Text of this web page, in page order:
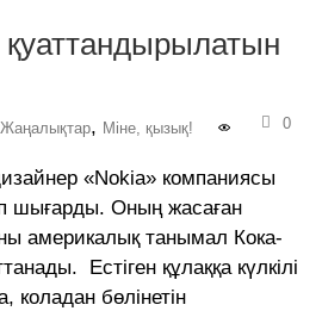
Жаңалықтар, Міне, қызық! 0
«Nokia» компаниясы
шығарды. Оның жасаған
америкалық танымал Кока-
Естіген құлаққа күлкілі
коладан бөлінетін